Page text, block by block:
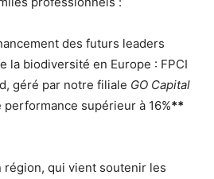
des futurs leaders
la biodiversité en Europe : FPCI
géré par notre filiale GO Capital
supérieur à 16%**
région, qui vient soutenir les